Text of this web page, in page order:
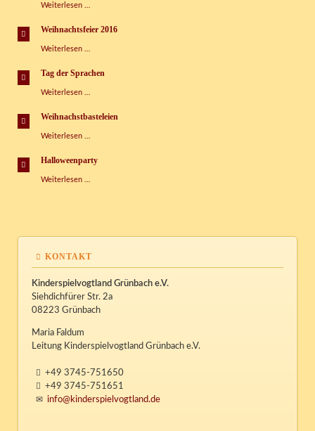
Weiterlesen …
Kispi
Weihnachtsfeier 2016
Weiterlesen …
Tag der Sprachen
Weiterlesen …
Sprachen
Weihnachstbasteleien
Weiterlesen …
Halloweenparty
Weiterlesen …
KONTAKT
Kinderspielvogtland Grünbach e.V.
Siehdichfürer Str. 2a
08223 Grünbach
Maria Faldum
Leitung Kinderspielvogtland Grünbach e.V.
+49 3745-751650
+49 3745-751651
info@kinderspielvogtland.de